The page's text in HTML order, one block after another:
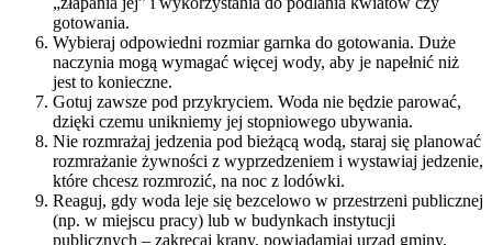
gotowania.
Wybieraj odpowiedni rozmiar garnka do gotowania. Duże
naczynia mogą wymagać więcej wody, aby je napełnić niż
jest to konieczne.
Gotuj zawsze pod przykryciem. Woda nie będzie parować,
dzięki czemu unikniemy jej stopniowego ubywania.
Nie rozmrażaj jedzenia pod bieżącą wodą, staraj się planować
rozmrażanie żywności z wyprzedzeniem i wystawiaj jedzenie,
które chcesz rozmrozić, na noc z lodówki.
Reaguj, gdy woda leje się bezcelowo w przestrzeni publicznej
(np. w miejscu pracy) lub w budynkach instytucji
publicznych – zakręcaj krany, powiadamiaj urząd gminy,